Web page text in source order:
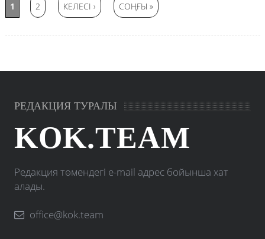
Беттер
1 2 КЕЛЕСІ › СОҢҒЫ »
РЕДАКЦИЯ ТУРАЛЫ
KOK.TEAM
Редакция төмендегі e-mail адрес бойынша хат
алады.
office@kok.team